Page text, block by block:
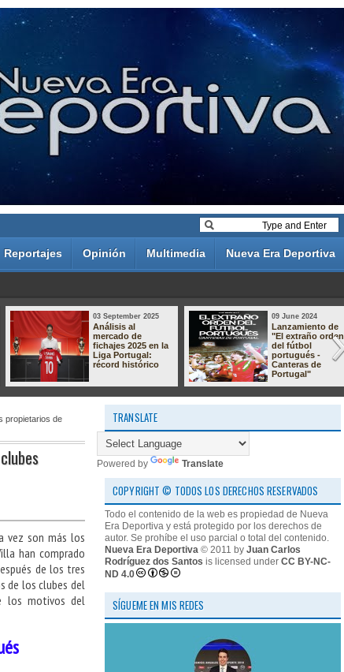
Reportajes Opinión Multimedia Nueva Era Deportiva
03 September 2025
Análisis al
mercado de
fichajes 2025 en la
Liga Portugal:
récord histórico
09 June 2024
Lanzamiento de
"El extraño orden
del fútbol
portugués -
Canteras de
Portugal"
propietarios de
vez son más los
han comprado
de los tres
de los clubes del
los motivos del
TRANSLATE
Powered by Translate
COPYRIGHT © TODOS LOS DERECHOS RESERVADOS
Todo el contenido de la web es propiedad de Nueva
Era Deportiva y está protegido por los derechos de
autor. Se prohíbe el uso parcial o total del contenido.
Nueva Era Deportiva © 2011 by Juan Carlos
Rodríguez dos Santos is licensed under CC BY-NC-
ND 4.0
SÍGUEME EN MIS REDES